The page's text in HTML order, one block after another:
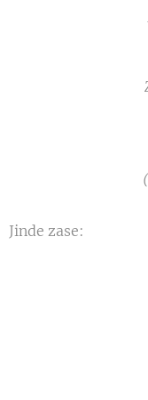
Jinde zase: